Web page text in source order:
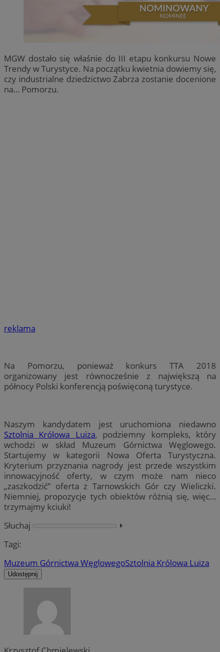
MGW dostało się właśnie do III etapu konkursu Nowe
Trendy w Turystyce. Na początku kwietnia dowiemy się,
czy industrialne dziedzictwo Zabrza zostanie docenione
na… Pomorzu.
reklama
Na Pomorzu, ponieważ konkurs TTA 2018
organizowany jest równocześnie z największą na
północy Polski konferencją poświęconą turystyce.
Naszym kandydatem jest uruchomiona niedawno
Sztolnia Królowa Luiza, podziemny kompleks, który
wchodzi w skład Muzeum Górnictwa Węglowego.
Startujemy w kategorii Nowa Oferta Turystyczna.
Kryterium przyznania nagrody jest przede wszystkim
innowacyjność oferty, w czym może nam nieco
„zaszkodzić” oferta z Tarnowskich Gór czy Wieliczki.
Niemniej, propozycje tych obiektów różnią się, więc…
trzymajmy kciuki!
Słuchaj
⏵︎
Tagi:
Muzeum Górnictwa WęglowegoSztolnia Królowa Luiza
Udostępnij